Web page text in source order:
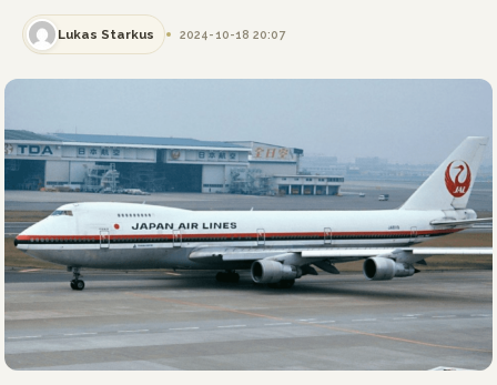
Lukas Starkus 2024-10-18 20:07